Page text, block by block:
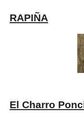
RAPIÑA
El Charro